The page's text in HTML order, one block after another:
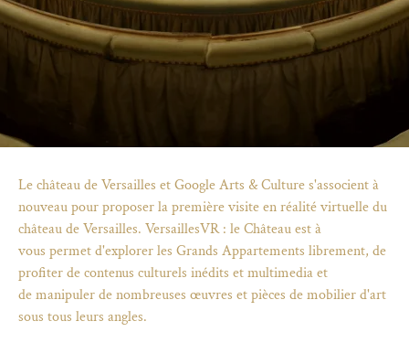
Le château de Versailles et Google Arts & Culture s'associent à
nouveau pour proposer la première visite en réalité virtuelle du
château de Versailles. VersaillesVR : le Château est à
vous permet d'explorer les Grands Appartements librement, de
profiter de contenus culturels inédits et multimedia et
de manipuler de nombreuses œuvres et pièces de mobilier d'art
sous tous leurs angles.